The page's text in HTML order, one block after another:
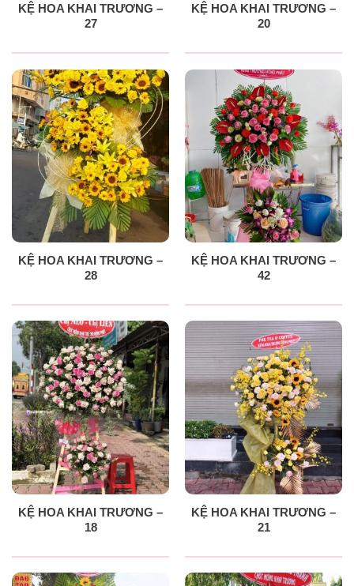
KỆ HOA KHAI TRƯƠNG –
27
KỆ HOA KHAI TRƯƠNG –
20
KỆ HOA KHAI TRƯƠNG –
28
KỆ HOA KHAI TRƯƠNG –
42
KỆ HOA KHAI TRƯƠNG –
18
KỆ HOA KHAI TRƯƠNG –
21